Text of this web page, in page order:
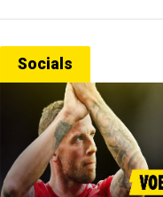
Socials